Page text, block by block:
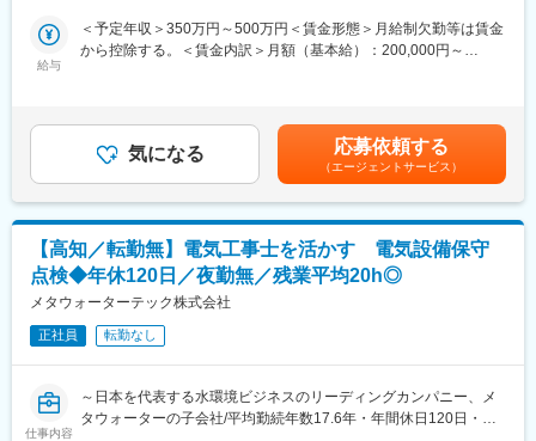
っており、収納スペースの効果的な配置や空間の高低を巧みに利
用したスキップフロアやスキップ収納など家族の希望を叶える、
・勤務管理システムの導入など、はたらき方改革にも注力／残業
は月平均35時間程度
・創業15年と業界の中では歴史は浅いものの、その分社員1人1人
が会社をつくっていくという気概が大きく、
積極的なチャレンジを推奨、意見も言いやすく、フラットな社風
も魅力の1つです。
変更の範囲：会社の定める業務
■業務内容：
住宅資材・設備を扱うルート営業として、既存顧客への提案活動
【具体的な業務】
・建材店、工務店、リフォーム会社等への訪問
【営業スタイル】
・担当顧客数：10～20社
・月間売上目安：3,000万～8,000万円
・エリア担当制で裁量ある営業が可能
■魅力ポイント：
・既存顧客中心で提案力・関係構築力を磨ける
・東証スタンダード上場グループの安定基盤
・商材が幅広く、専門性が身につく環境
給与
＜予定年収＞350万円～500万円＜賃金形態＞月給制欠勤等は賃金
から控除する。＜賃金内訳＞月額（基本給）：200,000円～
残業手当＞有＜給与補足＞昇給年1回 賞与年2回※業績および能
力成果に応じて支給します。賃金はあくまでも目安の金額であ
り、選考を通じて上下する可能性があります。月給(月額)は固定手
当を含めた表記です。
気になる 応募依頼する
（エージェントサービス）
【高知／転勤無】電気工事士を活かす 電気設備保守
点検◆年休120日／夜勤無／残業平均20h◎
メタウォーターテック株式会社
正社員 転勤なし
仕事内容
～日本を代表する水環境ビジネスのリーディングカンパニー、メ
タウォーターの子会社/平均勤続年数17.6年・年間休日120日・残